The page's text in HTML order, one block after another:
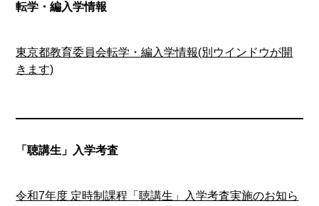
転学・編入学情報
東京都教育委員会転学・編入学情報(別ウインドウが開
きます)
「聴講生」入学考査
令和7年度 定時制課程「聴講生」入学考査実施のお知ら